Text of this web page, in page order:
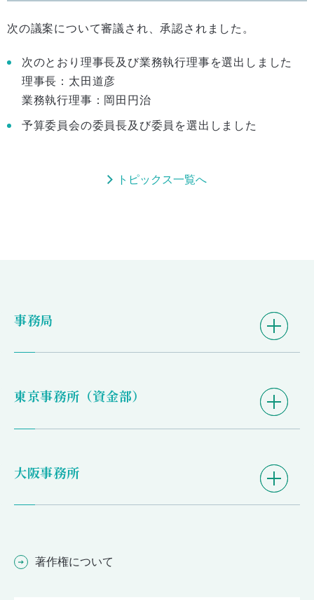
次の議案について審議され、承認されました。
次のとおり理事長及び業務執行理事を選出しました
理事長：太田道彦
業務執行理事：岡田円治
予算委員会の委員長及び委員を選出しました
トピックス一覧へ
事務局
東京事務所（資金部）
大阪事務所
著作権について